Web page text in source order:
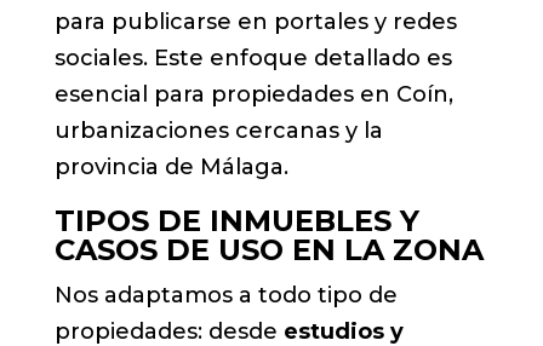
para publicarse en portales y redes
sociales. Este enfoque detallado es
esencial para propiedades en Coín,
urbanizaciones cercanas y la
provincia de Málaga.
TIPOS DE INMUEBLES Y
CASOS DE USO EN LA ZONA
Nos adaptamos a todo tipo de
propiedades: desde estudios y